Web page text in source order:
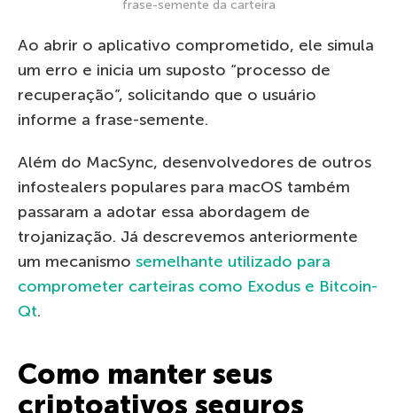
frase-semente da carteira
Ao abrir o aplicativo comprometido, ele simula
um erro e inicia um suposto “processo de
recuperação”, solicitando que o usuário
informe a frase-semente.
Além do MacSync, desenvolvedores de outros
infostealers populares para macOS também
passaram a adotar essa abordagem de
trojanização. Já descrevemos anteriormente
um mecanismo semelhante utilizado para
comprometer carteiras como Exodus e Bitcoin-
Qt.
Como manter seus
criptoativos seguros